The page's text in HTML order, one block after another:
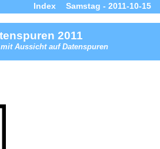
Index Samstag - 2011-10-15
2011
Aussicht auf Datenspuren